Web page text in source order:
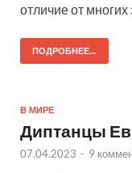
отличие от
ПОДРОБНЕЕ...
В МИРЕ
Диптанцы
07.04.2023 - 9